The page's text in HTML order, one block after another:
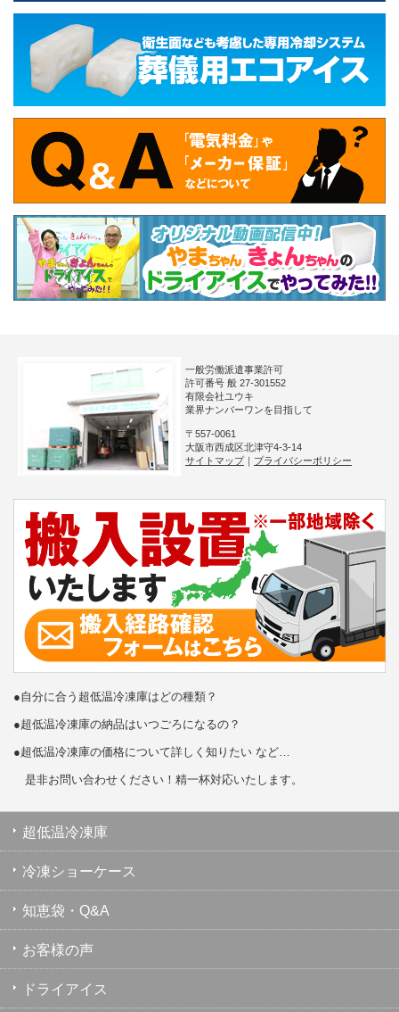
一般労働派遣事業許可
許可番号 般 27-301552
有限会社ユウキ
業界ナンバーワンを目指して
〒557-0061
大阪市西成区北津守4-3-14
サイトマップ
プライバシーポリシー
●自分に合う超低温冷凍庫はどの種類？
●超低温冷凍庫の納品はいつごろになるの？
●超低温冷凍庫の価格について詳しく知りたい など…
是非お問い合わせください！精一杯対応いたします。
超低温冷凍庫
冷凍ショーケース
知恵袋・Q&A
お客様の声
ドライアイス